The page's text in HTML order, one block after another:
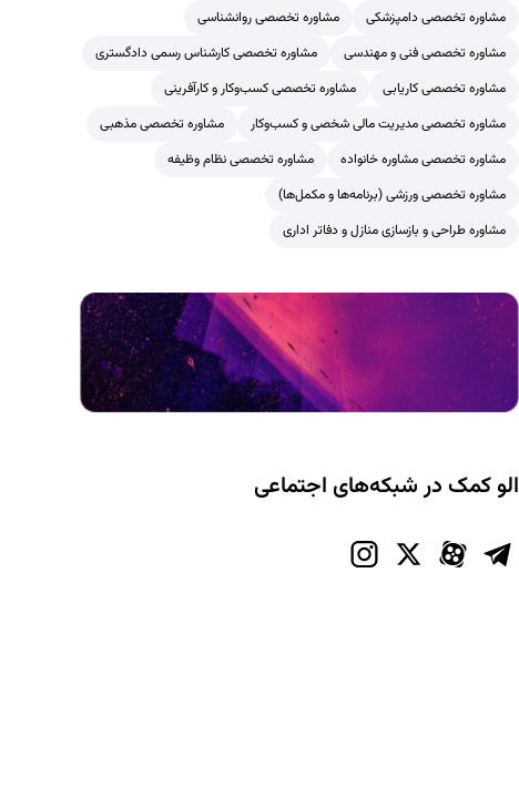
مشاوره تخصصی دامپزشکی
مشاوره تخصصی روانشناسی
مشاوره تخصصی فنی و مهندسی
مشاوره تخصصی کارشناس رسمی دادگستری
مشاوره تخصصی کاریابی
مشاوره تخصصی کسب‌وکار و کارآفرینی
مشاوره تخصصی مدیریت مالی شخصی و کسب‌وکار
مشاوره تخصصی مذهبی
مشاوره تخصصی مشاوره خانواده
مشاوره تخصصی نظام وظیفه
مشاوره تخصصی ورزشی (برنامه‌ها و مکمل‌ها)
مشاوره طراحی و بازسازی منازل و دفاتر اداری
الو کمک در شبکه‌های اجتماعی